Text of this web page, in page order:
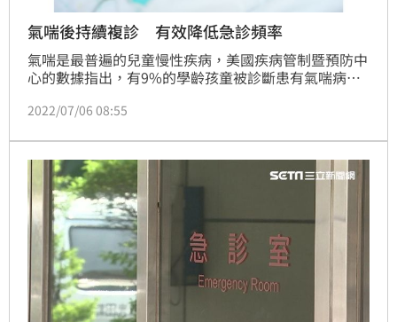
氣喘後持續複診 有效降低急診頻率
氣喘是最普遍的兒童慢性疾病，美國疾病管制暨預防中
心的數據指出，有9%的學齡孩童被診斷患有氣喘病，
診室。新冠疫情期間，許多家長都因擔心帶孩子去醫院
示，發生嚴重氣喘後持續複診，才可有效降低嚴重氣喘
發生的急診頻率。
2022/07/06 08:55